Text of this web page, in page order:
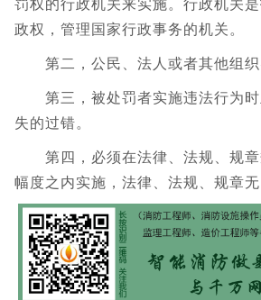
政权，管理国家行政事务的机关。
第二，公民、法人或者其他组织
第三，被处罚者实施违法行为时
失的过错。
第四，必须在法律、法规、规章
幅度之内实施，法律、法规、规章无